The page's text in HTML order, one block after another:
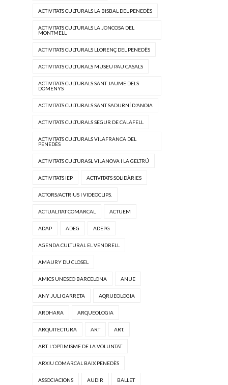
ACTIVITATS CULTURALS LA BISBAL DEL PENEDÈS
ACTIVITATS CULTURALS LA JONCOSA DEL
MONTMELL
ACTIVITATS CULTURALS LLORENÇ DEL PENEDÈS
ACTIVITATS CULTURALS MUSEU PAU CASALS
ACTIVITATS CULTURALS SANT JAUME DELS
DOMENYS
ACTIVITATS CULTURALS SANT SADURNÍ D'ANOIA
ACTIVITATS CULTURALS SEGUR DE CALAFELL
ACTIVITATS CULTURALS VILAFRANCA DEL
PENEDÈS
ACTIVITATS CULTURASL VILANOVA I LA GELTRÚ
ACTIVITATS IEP ACTIVITATS SOLIDÀRIES
ACTORS/ACTRIUS I VIDEOCLIPS.
ACTUALITAT COMARCAL ACTUEM
ADAP ADEG ADEPG
AGENDA CULTURAL EL VENDRELL
AMAURY DU CLOSEL
AMICS UNESCO BARCELONA ANUE
ANY JULI GARRETA AQRUEOLOGIA
ARDHARA ARQUEOLOGIA
ARQUITECTURA ART ART.
ART. L'OPTIMISME DE LA VOLUNTAT
ARXIU COMARCAL BAIX PENEDÈS
ASSOCIACIONS AUDIR BALLET